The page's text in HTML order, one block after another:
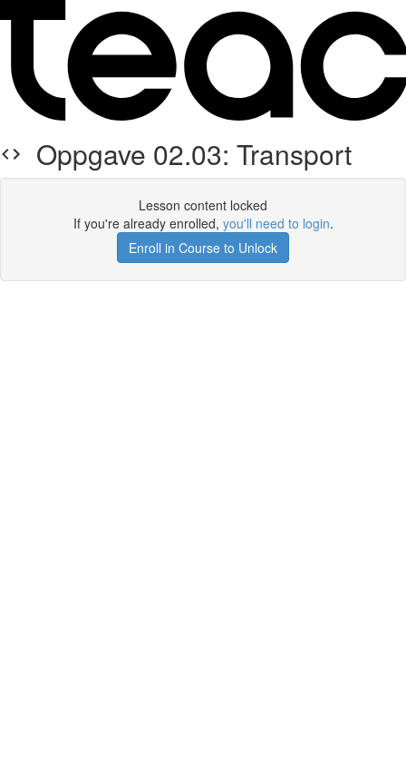
Oppgave 02.03: Transport
Lesson content locked
If you're already enrolled, you'll need to login.
Enroll in Course to Unlock